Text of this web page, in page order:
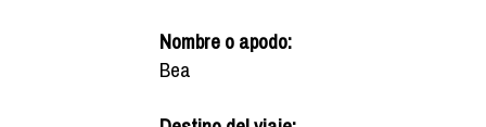
Nombre o apodo:
Bea